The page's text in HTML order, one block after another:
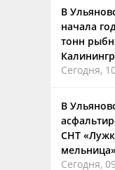
В
начала
тонн
Сегодня,
В
СНТ
мельница»
Сегодня,